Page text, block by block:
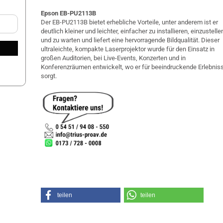
Epson EB-PU2113B
Der EB-PU2113B bietet erhebliche Vorteile, unter anderem ist er
deutlich kleiner und leichter, einfacher zu installieren,
und zu warten und liefert eine hervorragende Bildqualität. Dieser
ultraleichte, kompakte Laserprojektor wurde für den Einsatz in
großen Auditorien, bei Live-Events, Konzerten und in
Konferenzräumen entwickelt, wo er für beeindruckende
sorgt.
teilen teilen